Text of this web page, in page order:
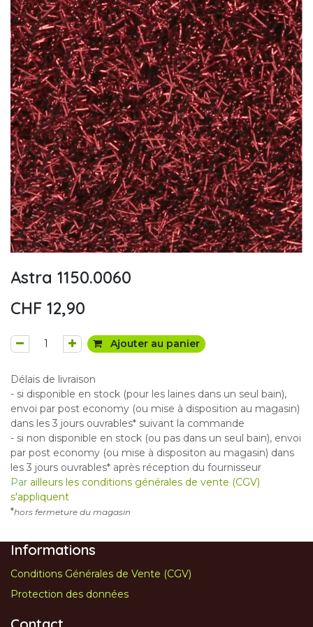
Astra 1150.0060
CHF 12,90
Ajouter au panier
Délais de livraison
- si disponible en stock (pour les laines dans un seul bain),
envoi par post economy (ou mise à disposition au magasin)
dans les 3 jours ouvrables* suivant la commande
- si non disponible en stock (ou pas dans un seul bain), envoi
par post economy (ou mise à dispositon au magasin) dans
les 3 jours ouvrables* après réception du fournisseur
Par ailleurs les conditions générales de vente (CGV)
s'appliquent
*hors fermeture du magasin
Informations
Conditions Générales de Vente (CGV)
Protection des données